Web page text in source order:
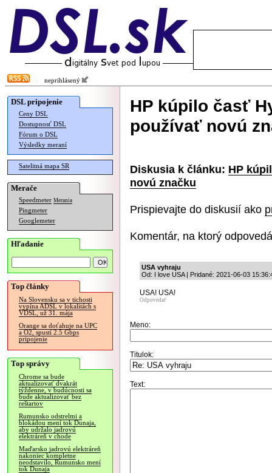
neprihlásený
DSL pripojenie
Ceny DSL
Dostupnosť DSL
Fórum o DSL
Výsledky meraní
Satelitná mapa SR
Merače
Speedmeter Merania
Pingmeter
Googlemeter
Hľadanie
Top články
Na Slovensku sa v tichosti
vypína ADSL v lokalitách s
VDSL, už 31. mája
Orange sa doťahuje na UPC
a O2, spustí 2.5 Gbps
pripojenie
Top správy
Chrome sa bude
aktualizovať dvakrát
týždenne, v budúcnosti sa
bude aktualizovať bez
reštartov
Rumunsko odstrelmi a
blokádou mení tok Dunaja,
aby udržalo jadrovú
elektráreň v chode
Maďarsko jadrovú elektráreň
nakoniec kompletne
neodstavilo, Rumunsko mení
tok Dunaja
HP kúpilo časť
používať novú
Diskusia k článku: HP
novú značku
Prispievajte do diskusií ako
Komentár, na ktorý
USA vyhraju
Od: I love USA | Pridané: 2021-06-03
USA! USA!
Odpovedať
Meno:
Titulok:
Text: